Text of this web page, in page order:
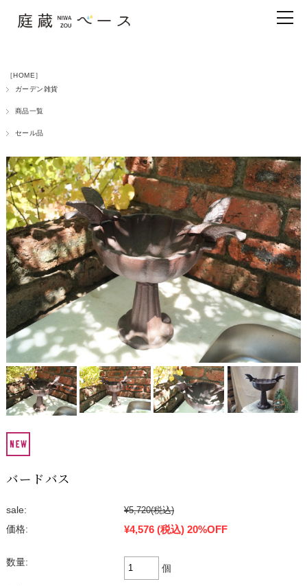
［HOME］
ガーデン雑貨
商品一覧
セール品
バードバス
sale: ¥5,720(税込)
価格:
¥4,576 (税込) 20%OFF
数量:
個